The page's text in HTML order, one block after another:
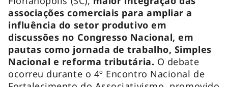
associações comerciais para ampliar a
influência do setor produtivo em
discussões no Congresso Nacional, em
pautas como jornada de trabalho, Simples
Nacional e reforma tributária. O debate
ocorreu durante o 4º Encontro Nacional de